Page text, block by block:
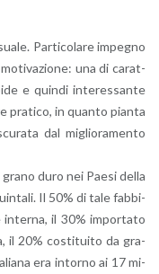
Par­ti­co­la­re im­pe­gno
una di ca­rat­
e quin­di in­te­res­san­te
pra­ti­co, in quan­to pian­ta
dal mi­glio­ra­men­to
duro nei Paesi della
Il 50% di tale fab­bi­
il 30% im­por­ta­to
il 20% co­sti­tui­to da gra­
era in­tor­no ai 17 mi­